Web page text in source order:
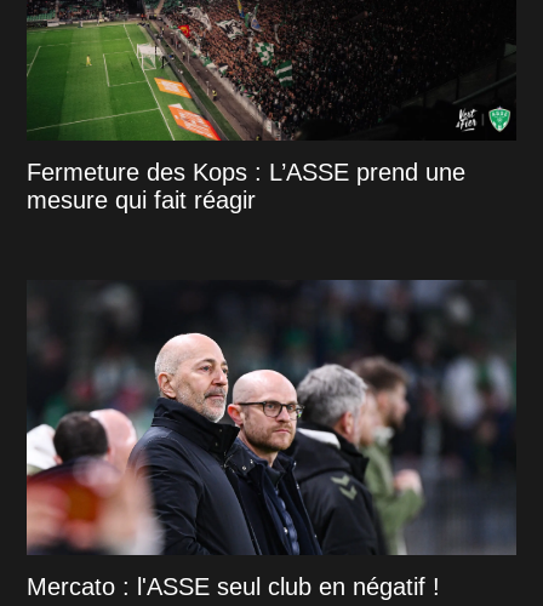
Fermeture des Kops : L’ASSE prend une
mesure qui fait réagir
Mercato : l'ASSE seul club en négatif !